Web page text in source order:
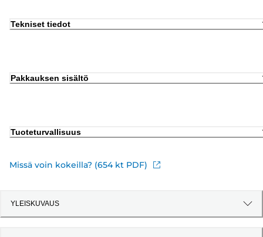
Tekniset tiedot
Pakkauksen sisältö
Tuoteturvallisuus
Missä voin kokeilla? (654 kt PDF)
YLEISKUVAUS